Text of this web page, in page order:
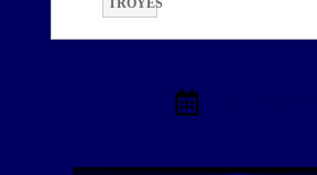
TROYES